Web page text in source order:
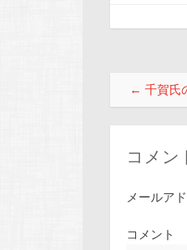
投稿ナ
← 千賀氏
コメン
メールア
コメント